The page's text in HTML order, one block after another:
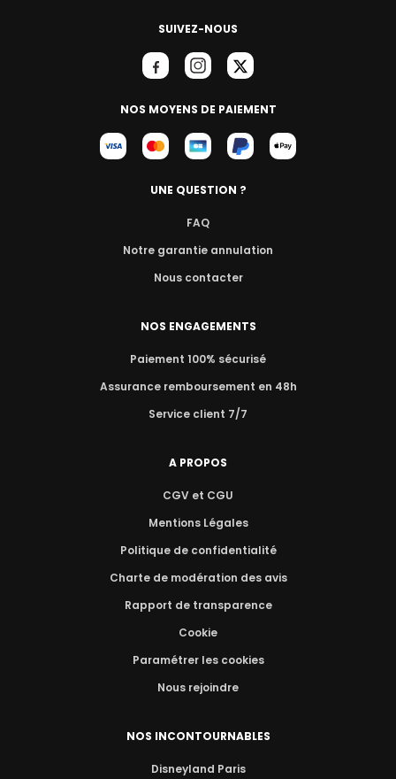
SUIVEZ-NOUS
NOS MOYENS DE PAIEMENT
UNE QUESTION ?
FAQ
Notre garantie annulation
Nous contacter
NOS ENGAGEMENTS
Paiement 100% sécurisé
Assurance remboursement en 48h
Service client 7/7
A PROPOS
CGV et CGU
Mentions Légales
Politique de confidentialité
Charte de modération des avis
Rapport de transparence
Cookie
Paramétrer les cookies
Nous rejoindre
NOS INCONTOURNABLES
Disneyland Paris